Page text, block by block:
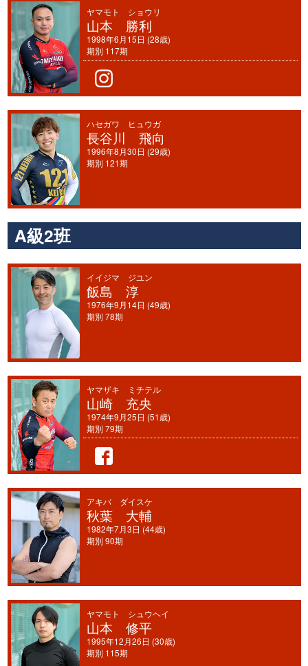
ヤマモト ショウリ
山本 勝利
1998年6月15日 (28歳)
期別 117期
ハセガワ ヒュウガ
長谷川 飛向
1996年8月30日 (29歳)
期別 121期
A級2班
イイジマ ジユン
飯島 淳
1976年9月14日 (49歳)
期別 78期
ヤマザキ ミチテル
山崎 充央
1974年9月25日 (51歳)
期別 79期
アキバ ダイスケ
秋葉 大輔
1982年7月3日 (44歳)
期別 90期
ヤマモト シュウヘイ
山本 修平
1995年12月26日 (30歳)
期別 115期